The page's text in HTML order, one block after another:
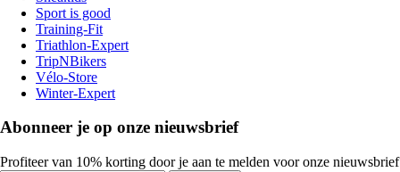
Sport is good
Training-Fit
Triathlon-Expert
TripNBikers
Vélo-Store
Winter-Expert
Abonneer je op onze nieuwsbrief
Profiteer van 10% korting door je aan te melden voor onze nieuwsbrief